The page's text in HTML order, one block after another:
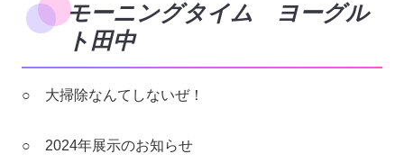
モーニングタイム ヨーグル
ト田中
○ 大掃除なんてしないぜ！
○ 2024年展示のお知らせ